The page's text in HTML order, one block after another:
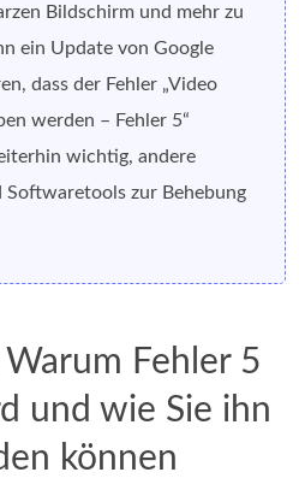
Bildschirm und mehr zu
ein Update von Google
dass der Fehler „Video
werden – Fehler 5“
wichtig, andere
Softwaretools zur Behebung
Fehler 5
und wie Sie ihn
können